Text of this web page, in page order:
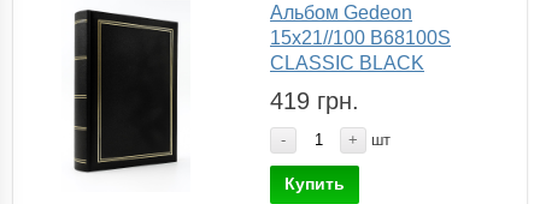
Альбом Gedeon
15х21//100 B68100S
CLASSIC BLACK
419 грн.
- + шт
Купить